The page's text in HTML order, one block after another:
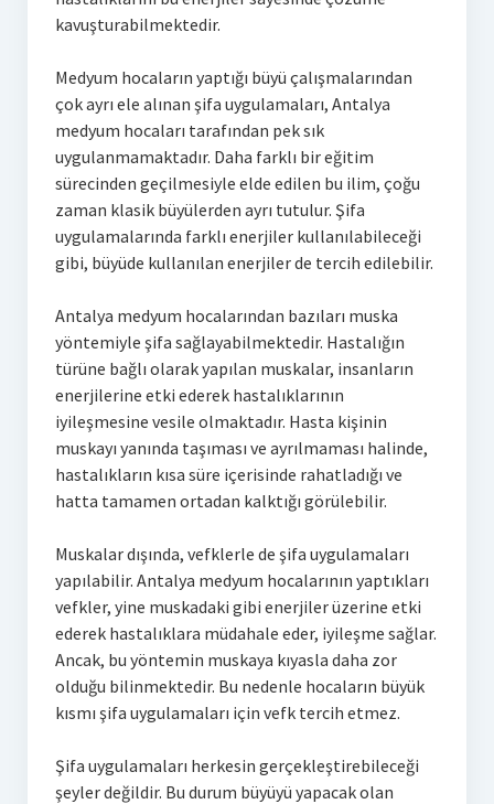
kavuşturabilmektedir.
Medyum hocaların yaptığı büyü çalışmalarından
çok ayrı ele alınan şifa uygulamaları, Antalya
medyum hocaları tarafından pek sık
uygulanmamaktadır. Daha farklı bir eğitim
sürecinden geçilmesiyle elde edilen bu ilim, çoğu
zaman klasik büyülerden ayrı tutulur. Şifa
uygulamalarında farklı enerjiler kullanılabileceği
gibi, büyüde kullanılan enerjiler de tercih edilebilir.
Antalya medyum hocalarından bazıları muska
yöntemiyle şifa sağlayabilmektedir. Hastalığın
türüne bağlı olarak yapılan muskalar, insanların
enerjilerine etki ederek hastalıklarının
iyileşmesine vesile olmaktadır. Hasta kişinin
muskayı yanında taşıması ve ayrılmaması halinde,
hastalıkların kısa süre içerisinde rahatladığı ve
hatta tamamen ortadan kalktığı görülebilir.
Muskalar dışında, vefklerle de şifa uygulamaları
yapılabilir. Antalya medyum hocalarının yaptıkları
vefkler, yine muskadaki gibi enerjiler üzerine etki
ederek hastalıklara müdahale eder, iyileşme sağlar.
Ancak, bu yöntemin muskaya kıyasla daha zor
olduğu bilinmektedir. Bu nedenle hocaların büyük
kısmı şifa uygulamaları için vefk tercih etmez.
Şifa uygulamaları herkesin gerçekleştirebileceği
şeyler değildir. Bu durum büyüyü yapacak olan